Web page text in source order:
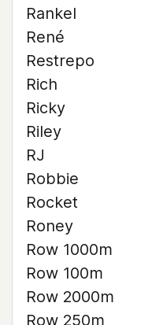
Rankel
René
Restrepo
Rich
Ricky
Riley
RJ
Robbie
Rocket
Roney
Row 1000m
Row 100m
Row 2000m
Row 250m